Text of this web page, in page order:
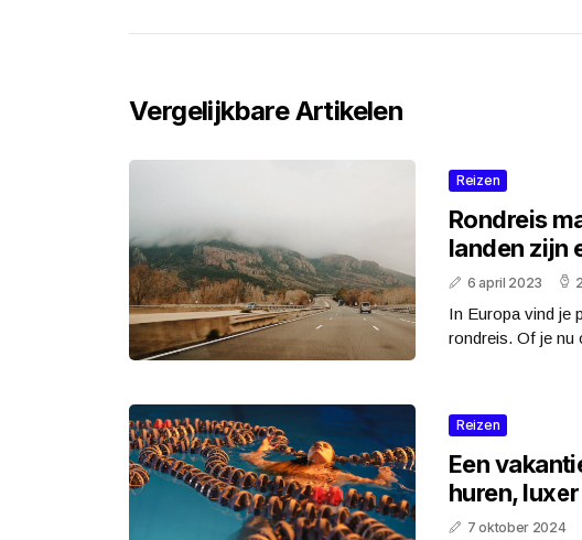
Vergelijkbare Artikelen
Reizen
Rondreis
landen zijn
6 april 2023
In Europa vind je
rondreis. Of je nu
Reizen
Een
huren,
7 oktober 2024